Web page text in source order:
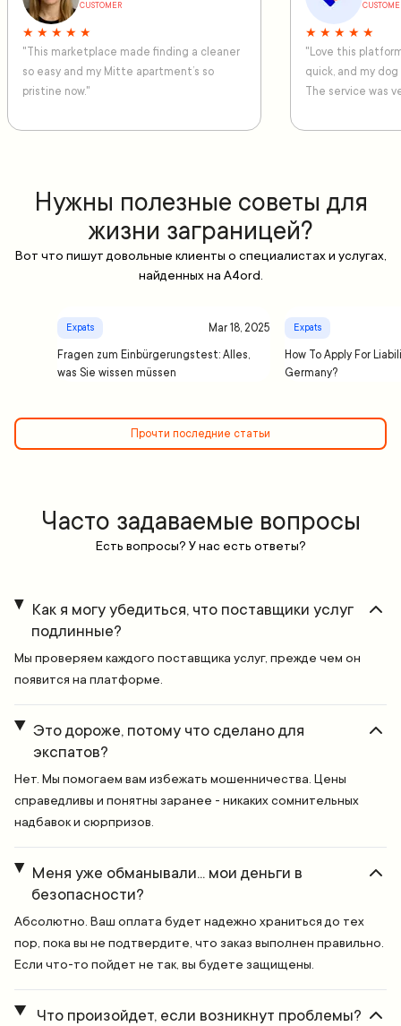
CUSTOMER
★ ★ ★ ★ ★
"This marketplace made finding a cleaner
so easy and my Mitte apartment’s so
pristine now."
★ ★ ★ ★ ★
"Love this
quick, and my
The service was
Нужны полезные советы для
жизни заграницей?
Вот что пишут довольные клиенты о специалистах и услугах,
найденных на A4ord.
Expats Mar 18, 2025
Fragen zum Einbürgerungstest: Alles,
was Sie wissen müssen
Expats
How To Apply For
Germany?
Прочти последние статьи
Часто задаваемые вопросы
Есть вопросы? У нас есть ответы?
Как я могу убедиться, что поставщики услуг
подлинные?
Мы проверяем каждого поставщика услуг, прежде чем он
появится на платформе.
Это дороже, потому что сделано для
экспатов?
Нет. Мы помогаем вам избежать мошенничества. Цены
справедливы и понятны заранее - никаких сомнительных
надбавок и сюрпризов.
Меня уже обманывали... мои деньги в
безопасности?
Абсолютно. Ваш оплата будет надежно храниться до тех
пор, пока вы не подтвердите, что заказ выполнен правильно.
Если что-то пойдет не так, вы будете защищены.
Что произойдет, если возникнут проблемы?